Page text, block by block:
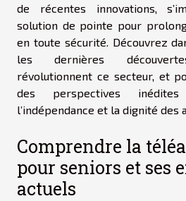
de récentes innovations,
solution de pointe pour
en toute sécurité. Découvrez
les dernières
révolutionnent ce secteur, et
des perspectives
l’indépendance et la dignité des
Comprendre la
pour seniors et ses
actuels